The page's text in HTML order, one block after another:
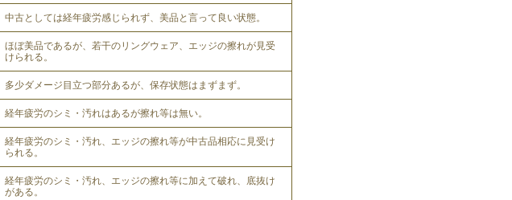
中古としては経年疲労感じられず、美品と言って良い状態。
ほぼ美品であるが、若干のリングウェア、エッジの擦れが見受
けられる。
多少ダメージ目立つ部分あるが、保存状態はまずまず。
経年疲労のシミ・汚れはあるが擦れ等は無い。
経年疲労のシミ・汚れ、エッジの擦れ等が中古品相応に見受け
られる。
経年疲労のシミ・汚れ、エッジの擦れ等に加えて破れ、底抜け
がある。